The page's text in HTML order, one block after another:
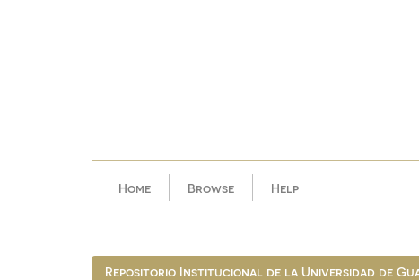
Home Browse Help
Repositorio Institucional de la Universidad de